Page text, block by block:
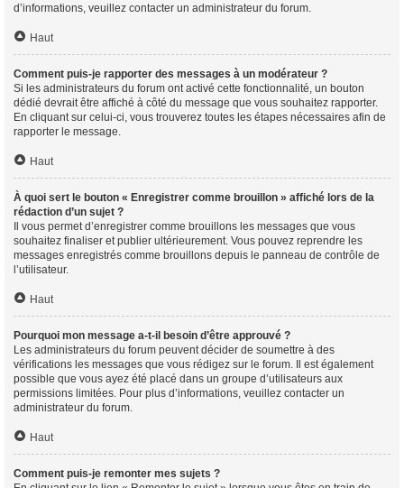
d’informations, veuillez contacter un administrateur du forum.
Haut
Comment puis-je rapporter des messages à un modérateur ?
Si les administrateurs du forum ont activé cette fonctionnalité, un bouton
dédié devrait être affiché à côté du message que vous souhaitez rapporter.
En cliquant sur celui-ci, vous trouverez toutes les étapes nécessaires afin de
rapporter le message.
Haut
À quoi sert le bouton « Enregistrer comme brouillon » affiché lors de la
rédaction d’un sujet ?
Il vous permet d’enregistrer comme brouillons les messages que vous
souhaitez finaliser et publier ultérieurement. Vous pouvez reprendre les
messages enregistrés comme brouillons depuis le panneau de contrôle de
l’utilisateur.
Haut
Pourquoi mon message a-t-il besoin d’être approuvé ?
Les administrateurs du forum peuvent décider de soumettre à des
vérifications les messages que vous rédigez sur le forum. Il est également
possible que vous ayez été placé dans un groupe d’utilisateurs aux
permissions limitées. Pour plus d’informations, veuillez contacter un
administrateur du forum.
Haut
Comment puis-je remonter mes sujets ?